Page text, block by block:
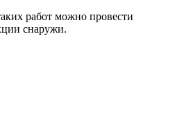
работ можно провести
снаружи.